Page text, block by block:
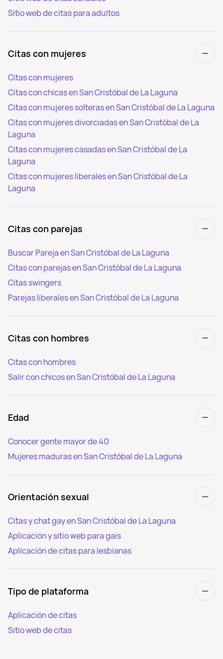
Sitio web de citas para adultos
Citas con mujeres
Citas con mujeres
Citas con chicas en San Cristóbal de La Laguna
Citas con mujeres solteras en San Cristóbal de La Laguna
Citas con mujeres divorciadas en San Cristóbal de La
Laguna
Citas con mujeres casadas en San Cristóbal de La
Laguna
Citas con mujeres liberales en San Cristóbal de La
Laguna
Citas con parejas
Buscar Pareja en San Cristóbal de La Laguna
Citas con parejas en San Cristóbal de La Laguna
Citas swingers
Parejas liberales en San Cristóbal de La Laguna
Citas con hombres
Citas con hombres
Salir con chicos en San Cristóbal de La Laguna
Edad
Conocer gente mayor de 40
Mujeres maduras en San Cristóbal de La Laguna
Orientación sexual
Citas y chat gay en San Cristóbal de La Laguna
Aplicación y sitio web para gais
Aplicación de citas para lesbianas
Tipo de plataforma
Aplicación de citas
Sitio web de citas